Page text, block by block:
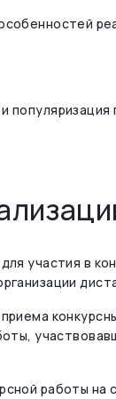
участия в
работы на